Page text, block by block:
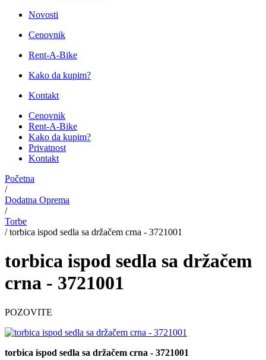
Novosti
Cenovnik
Rent-A-Bike
Kako da kupim?
Kontakt
Cenovnik
Rent-A-Bike
Kako da kupim?
Privatnost
Kontakt
Početna
/
Dodatna Oprema
/
Torbe
/torbica ispod sedla sa držačem crna - 3721001
torbica ispod sedla sa držačem
crna - 3721001
POZOVITE
torbica ispod sedla sa držačem crna - 3721001